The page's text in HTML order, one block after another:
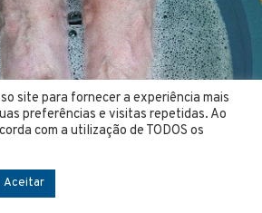
site para fornecer a experiência mais
preferências e visitas repetidas. Ao
com a utilização de TODOS os
Aceitar